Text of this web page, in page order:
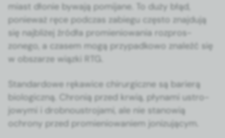
mi­ast dłonie bywa­ją pomi­jane. To duży błąd,
ponieważ ręce pod­czas zabiegu częs­to zna­j­du­ją
się najbliżej źródła promieniowa­nia rozpros­
zonego, a cza­sem mogą przy­pad­kowo znaleźć się
w obszarze wiąz­ki RTG.
Stan­dar­d­owe rękaw­ice chirur­giczne są bari­erą
bio­log­iczną. Chronią przed krwią, pły­na­mi ustro­
jowy­mi i drob­nous­tro­ja­mi, ale nie stanow­ią
ochrony przed promieniowaniem jonizu­ją­cym.